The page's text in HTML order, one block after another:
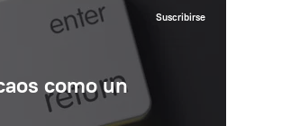
como un
Suscribirse